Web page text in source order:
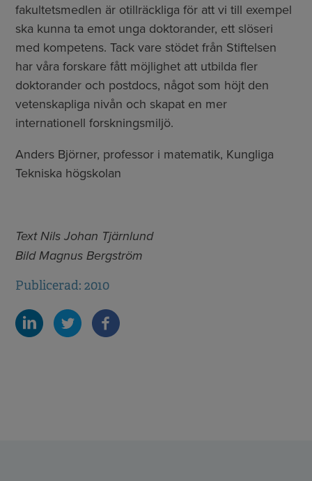
fakultetsmedlen är otillräckliga för att vi till exempel
ska kunna ta emot unga doktorander, ett slöseri
med kompetens. Tack vare stödet från Stiftelsen
har våra forskare fått möjlighet att utbilda fler
doktorander och postdocs, något som höjt den
vetenskapliga nivån och skapat en mer
internationell forskningsmiljö.
Anders Björner, professor i matematik, Kungliga
Tekniska högskolan
Text Nils Johan Tjärnlund
Bild Magnus Bergström
Publicerad: 2010